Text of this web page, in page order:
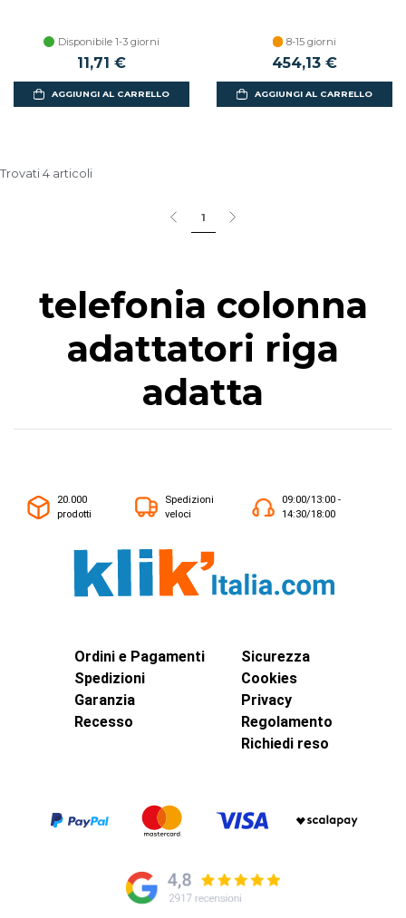
Disponibile 1-3 giorni
11,71 €
AGGIUNGI AL CARRELLO
8-15 giorni
454,13 €
AGGIUNGI AL CARRELLO
Trovati 4 articoli
1
telefonia colonna
adattatori riga
adatta
20.000
prodotti
Spedizioni
veloci
09:00/13:00 -
14:30/18:00
Ordini e Pagamenti
Spedizioni
Garanzia
Recesso
Sicurezza
Cookies
Privacy
Regolamento
Richiedi reso